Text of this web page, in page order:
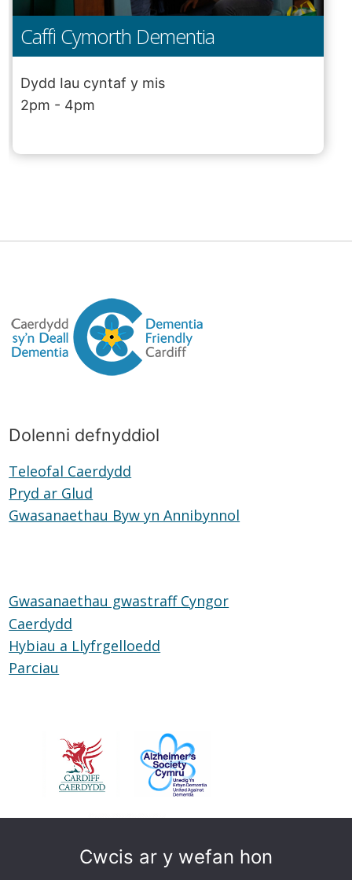
Caffi Cymorth Dementia
Dydd Iau cyntaf y mis
2pm - 4pm
Dolenni defnyddiol
Teleofal Caerdydd
Pryd ar Glud
ar
Gwasanaethau Byw yn Annibynnol
Gwasanaethau gwastraff Cyngor
Caerdydd
Hybiau a Llyfrgelloedd
Parciau
Cwcis ar y wefan hon